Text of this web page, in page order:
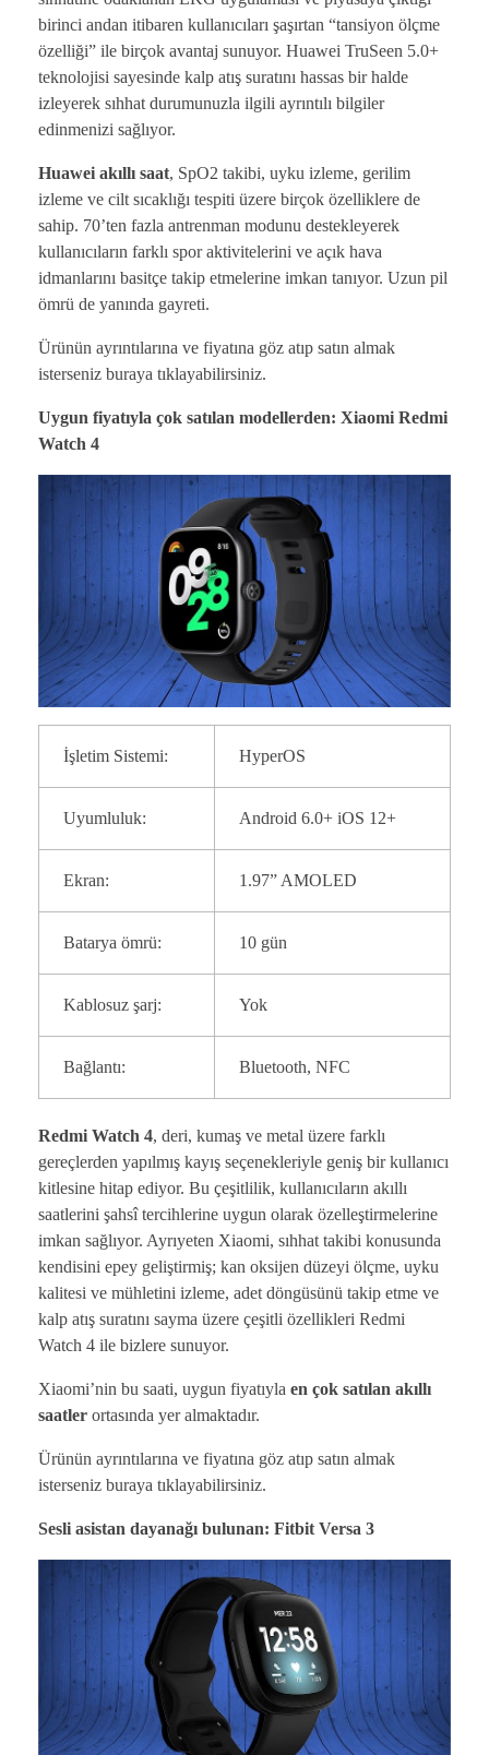
birinci andan itibaren kullanıcıları şaşırtan “tansiyon ölçme
özelliği” ile birçok avantaj sunuyor. Huawei TruSeen 5.0+
teknolojisi sayesinde kalp atış suratını hassas bir halde
izleyerek sıhhat durumunuzla ilgili ayrıntılı bilgiler
edinmenizi sağlıyor.
Huawei akıllı saat, SpO2 takibi, uyku izleme, gerilim
izleme ve cilt sıcaklığı tespiti üzere birçok özelliklere de
sahip. 70’ten fazla antrenman modunu destekleyerek
kullanıcıların farklı spor aktivitelerini ve açık hava
idmanlarını basitçe takip etmelerine imkan tanıyor. Uzun pil
ömrü de yanında gayreti.
Ürünün ayrıntılarına ve fiyatına göz atıp satın almak
isterseniz buraya tıklayabilirsiniz.
Uygun fiyatıyla çok satılan modellerden: Xiaomi Redmi
Watch 4
İşletim Sistemi: HyperOS
Uyumluluk: Android 6.0+ iOS 12+
Ekran: 1.97” AMOLED
Batarya ömrü: 10 gün
Kablosuz şarj: Yok
Bağlantı: Bluetooth, NFC
Redmi Watch 4, deri, kumaş ve metal üzere farklı
gereçlerden yapılmış kayış seçenekleriyle geniş bir kullanıcı
kitlesine hitap ediyor. Bu çeşitlilik, kullanıcıların akıllı
saatlerini şahsî tercihlerine uygun olarak özelleştirmelerine
imkan sağlıyor. Ayrıyeten Xiaomi, sıhhat takibi konusunda
kendisini epey geliştirmiş; kan oksijen düzeyi ölçme, uyku
kalitesi ve mühletini izleme, adet döngüsünü takip etme ve
kalp atış suratını sayma üzere çeşitli özellikleri Redmi
Watch 4 ile bizlere sunuyor.
Xiaomi’nin bu saati, uygun fiyatıyla en çok satılan akıllı
saatler ortasında yer almaktadır.
Ürünün ayrıntılarına ve fiyatına göz atıp satın almak
isterseniz buraya tıklayabilirsiniz.
Sesli asistan dayanağı bulunan: Fitbit Versa 3